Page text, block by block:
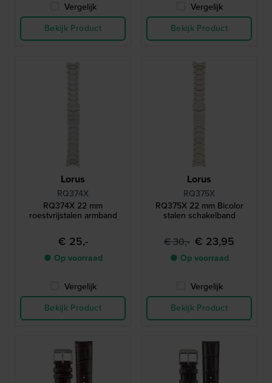
Vergelijk
Bekijk Product
Vergelijk
Bekijk Product
Lorus
RQ374X
RQ374X 22 mm
roestvrijstalen armband
€ 25,-
● Op voorraad
Vergelijk
Bekijk Product
Lorus
RQ375X
RQ375X 22 mm Bicolor
stalen schakelband
€ 30,- € 23,95
● Op voorraad
Vergelijk
Bekijk Product